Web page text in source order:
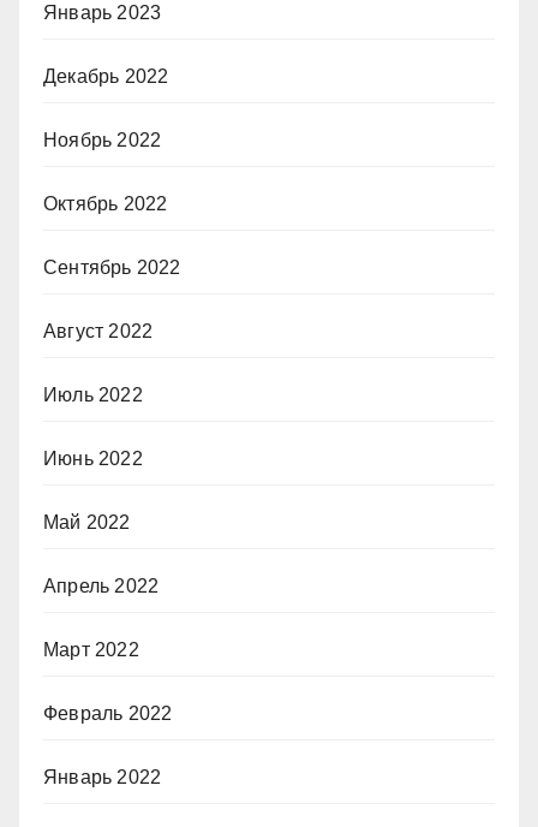
Январь 2023
Декабрь 2022
Ноябрь 2022
Октябрь 2022
Сентябрь 2022
Август 2022
Июль 2022
Июнь 2022
Май 2022
Апрель 2022
Март 2022
Февраль 2022
Январь 2022